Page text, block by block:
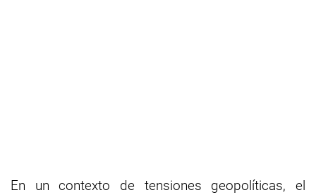
En un contexto de tensiones geopolíticas, el